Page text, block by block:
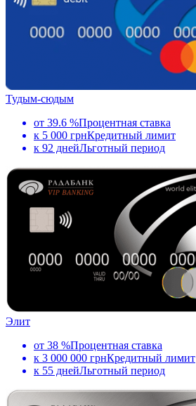
Тудым-сюдым
от 39.6 %Процентная ставка
к 5 000 грнКредитный лимит
к 92 днейЛьготный период
Элит
от 38 %Процентная ставка
к 3 000 000 грнКредитный лимит
к 55 днейЛьготный период